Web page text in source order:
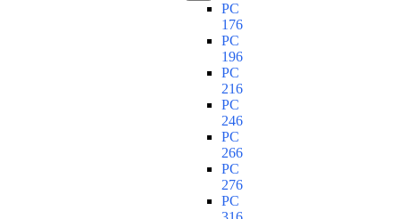
PC
176
PC
196
PC
216
PC
246
PC
266
PC
276
PC